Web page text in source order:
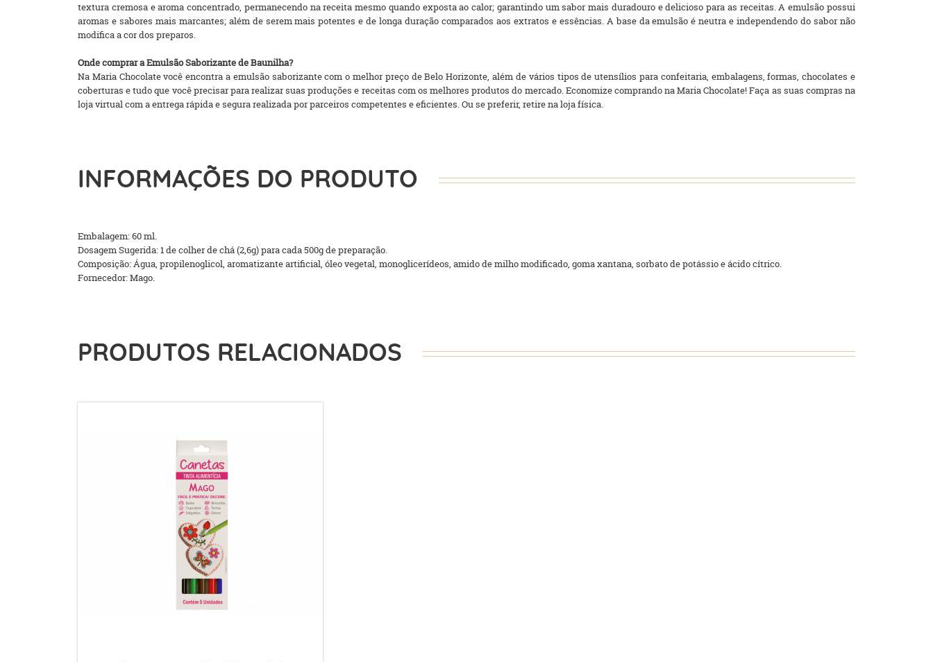
textura cremosa e aroma concentrado, permanecendo na receita mesmo quando exposta ao calor; garantindo um sabor mais duradouro e delicioso para as receitas. A emulsão possui
aromas e sabores mais marcantes; além de serem mais potentes e de longa duração comparados aos extratos e essências. A base da emulsão é neutra e independendo do sabor não
modifica a cor dos preparos.
Onde comprar a Emulsão Saborizante de Baunilha?
Na Maria Chocolate você encontra a emulsão saborizante com o melhor preço de Belo Horizonte, além de vários tipos de utensílios para confeitaria, embalagens, formas, chocolates e
coberturas e tudo que você precisar para realizar suas produções e receitas com os melhores produtos do mercado. Economize comprando na Maria Chocolate! Faça as suas compras na
loja virtual com a entrega rápida e segura realizada por parceiros competentes e eficientes. Ou se preferir, retire na loja física.
INFORMAÇÕES DO PRODUTO
Embalagem: 60 ml.
Dosagem Sugerida: 1 de colher de chá (2,6g) para cada 500g de preparação.
Composição: Água, propilenoglicol, aromatizante artificial, óleo vegetal, monoglicerídeos, amido de milho modificado, goma xantana, sorbato de potássio e ácido cítrico.
Fornecedor: Mago.
PRODUTOS RELACIONADOS